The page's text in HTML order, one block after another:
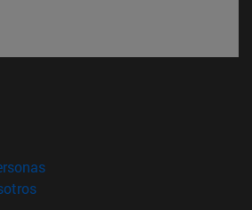
nueva ventana)
(abre en nueva ventana)
(abre en nueva ventana)